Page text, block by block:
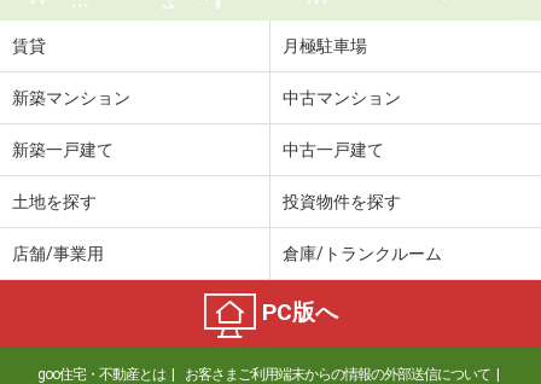
物件種別
山形県山形市双葉町１丁目
0.85万円
貸その他
山形県山形市双葉町１丁目
0.85万円
住 所
山形県山形市双葉町１丁目
物件種別 貸その他
賃貸 月極駐車場
新築マンション 中古マンション
新築一戸建て 中古一戸建て
土地を探す 投資物件を探す
店舗/事業用 倉庫/トランクルーム
PC版へ
goo住宅・不動産とは お客さまご利用端末からの情報の外部送信について